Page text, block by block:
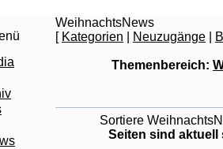
WeihnachtsNews
[ Kategorien Neuzugänge
Themenbereich:
Sortiere
Seiten sind aktuell